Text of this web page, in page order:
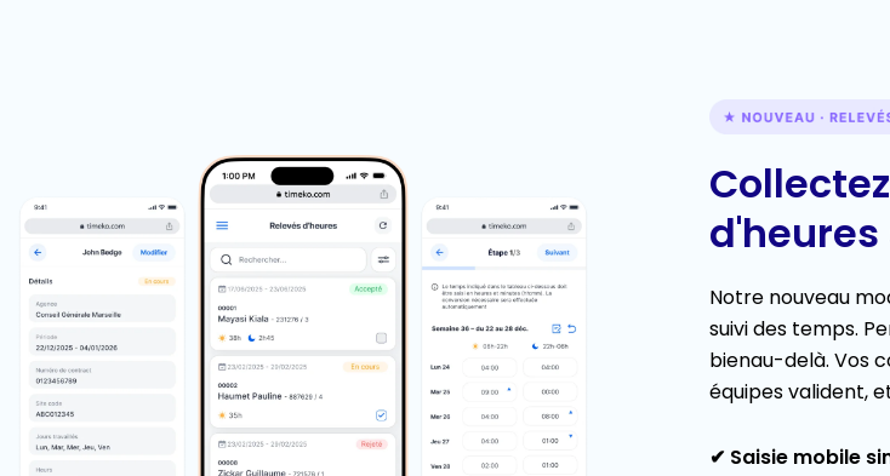
Notre nouveau
suivi des temps.
bienau-delà. Vos
équipes valident,
✔ Saisie mobile